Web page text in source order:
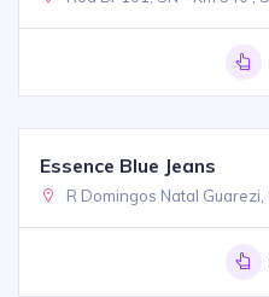
Essence Blue Jeans
R Domingos Natal